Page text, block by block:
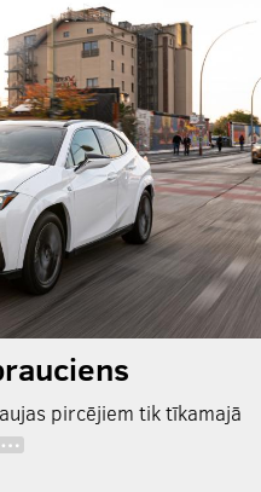
pircējiem tik tīkamajā
…